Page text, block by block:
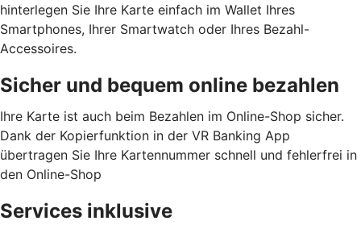
hinterlegen Sie Ihre Karte einfach im Wallet Ihres
Smartphones, Ihrer Smartwatch oder Ihres Bezahl-
Accessoires.
Sicher und bequem online bezahlen
Ihre Karte ist auch beim Bezahlen im Online-Shop sicher.
Dank der Kopierfunktion in der VR Banking App
übertragen Sie Ihre Kartennummer schnell und fehlerfrei in
den Online-Shop
Services inklusive